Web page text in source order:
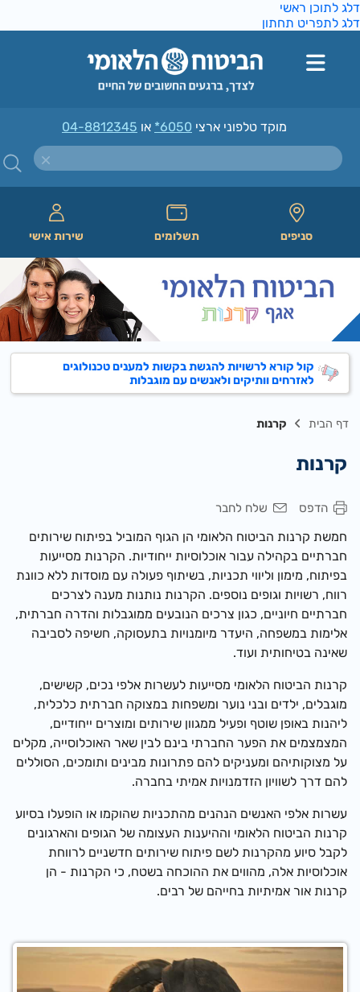
לתוכן ראשי
לתפריט תחתון
מוקד טלפוני ארצי*6050או04-8812345
סניפים תשלומים שירות אישי
קול קורא לרשויות להגשת בקשות למענים טכנולוגים
לאזרחים וותיקים ולאנשים עם מוגבלות
דף הבית קרנות
קרנות
הדפס שלח לחבר
חמשת קרנות הביטוח הלאומי הן הגוף המוביל בפיתוח שירותים
חברתייםבקהילה עבור אוכלוסיות ייחודיות. הקרנות מסייעות
בפיתוח, מימון וליווי תכניות, בשיתוף פעולה עם מוסדות ללא כוונת
רווח, רשויות וגופים נוספים. הקרנות נותנות מענה לצרכים
חברתיים חיוניים, כגון צרכים הנובעים ממוגבלות והדרה חברתית,
אלימות במשפחה, היעדר מיומנויות בתעסוקה, חשיפה לסביבה
שאינה בטיחותית ועוד.
קרנות הביטוח הלאומי מסייעות לעשרות אלפי נכים, קשישים,
מוגבלים, ילדים ובני נוער ומשפחות במצוקה חברתית כלכלית,
ליהנות באופן שוטף ופעיל ממגוון שירותים ומוצרים ייחודיים,
המצמצמים את הפער החברתי בינם לבין שאר האוכלוסייה, מקלים
על מצוקותיהם ומעניקים להם פתרונות מבינים ותומכים, הסוללים
להם דרך לשוויון הזדמנויות אמיתי בחברה.
עשרות אלפי האנשים הנהנים מהתכניות שהוקמו או הופעלו בסיוע
קרנות הביטוח הלאומי וההיענות העצומה של הגופים והארגונים
לקבל סיוע מהקרנות לשם פיתוח שירותים חדשניים לרווחת
אוכלוסיות אלה, מהווים את ההוכחה בשטח, כי הקרנות - הן
קרנות אור אמיתיות בחייהם של רבים.